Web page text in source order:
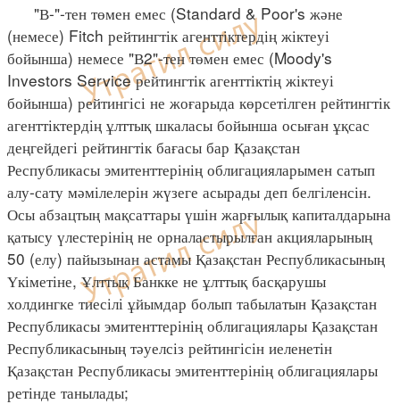
"В-"-тен төмен емес (Standard & Poor's және
(немесе) Fitch рейтингтік агенттіктердің жіктеуі
бойынша) немесе "В2"-тен төмен емес (Moody's
Investors Service рейтингтік агенттіктің жіктеуі
бойынша) рейтингісі не жоғарыда көрсетілген рейтингтік
агенттіктердің ұлттық шкаласы бойынша осыған ұқсас
деңгейдегі рейтингтік бағасы бар Қазақстан
Республикасы эмитенттерінің облигацияларымен сатып
алу-сату мәмілелерін жүзеге асырады деп белгіленсін.
Осы абзацтың мақсаттары үшін жарғылық капиталдарына
қатысу үлестерінің не орналастырылған акцияларының
50 (елу) пайызынан астамы Қазақстан Республикасының
Үкіметіне, Ұлттық Банкке не ұлттық басқарушы
холдингке тиесілі ұйымдар болып табылатын Қазақстан
Республикасы эмитенттерінің облигациялары Қазақстан
Республикасының тәуелсіз рейтингісін иеленетін
Қазақстан Республикасы эмитенттерінің облигациялары
ретінде танылады;